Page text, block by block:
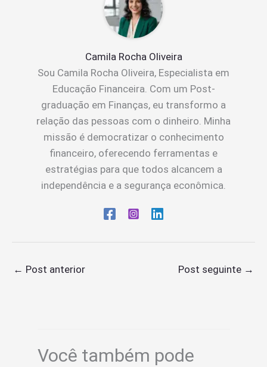
Camila Rocha Oliveira
Sou Camila Rocha Oliveira, Especialista em
Educação Financeira. Com um Post-
graduação em Finanças, eu transformo a
relação das pessoas com o dinheiro. Minha
missão é democratizar o conhecimento
financeiro, oferecendo ferramentas e
estratégias para que todos alcancem a
independência e a segurança econômica.
← Post anterior Post seguinte →
Você também pode